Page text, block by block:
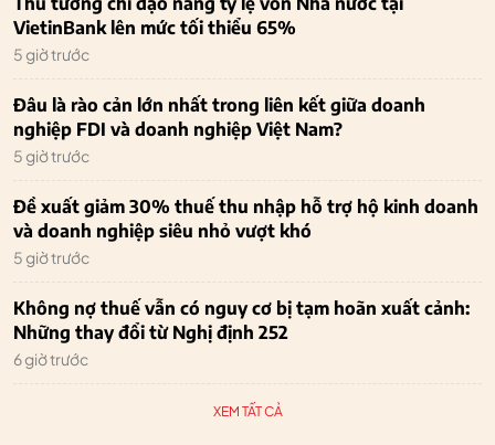
VietinBank lên mức tối thiểu 65%
5 giờ trước
Đâu là rào cản lớn nhất trong liên kết giữa doanh
nghiệp FDI và doanh nghiệp Việt Nam?
5 giờ trước
Đề xuất giảm 30% thuế thu nhập hỗ trợ hộ kinh doanh
và doanh nghiệp siêu nhỏ vượt khó
5 giờ trước
Không nợ thuế vẫn có nguy cơ bị tạm hoãn xuất cảnh:
Những thay đổi từ Nghị định 252
6 giờ trước
XEM TẤT CẢ